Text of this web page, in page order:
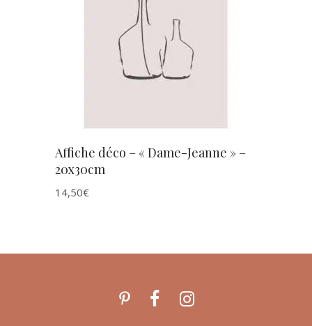
AJOUTER AU PANIER
Affiche déco – « Dame-Jeanne » –
20x30cm
14,50€